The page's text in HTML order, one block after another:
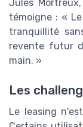
Jules
témoigne : «
tranquillité
revente futur
main. »
Les
Le leasing